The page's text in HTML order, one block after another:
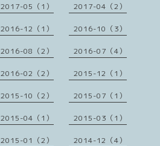
2017-05（1） 2017-04（2）
2016-12（1） 2016-10（3）
2016-08（2） 2016-07（4）
2016-02（2） 2015-12（1）
2015-10（2） 2015-07（1）
2015-04（1） 2015-03（1）
2015-01（2） 2014-12（4）